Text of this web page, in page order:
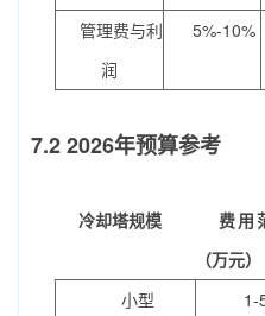
管理费与利
润
5%-10%
7.2 2026年预算参考
冷却塔规模
费用
（万元）
小型
1-